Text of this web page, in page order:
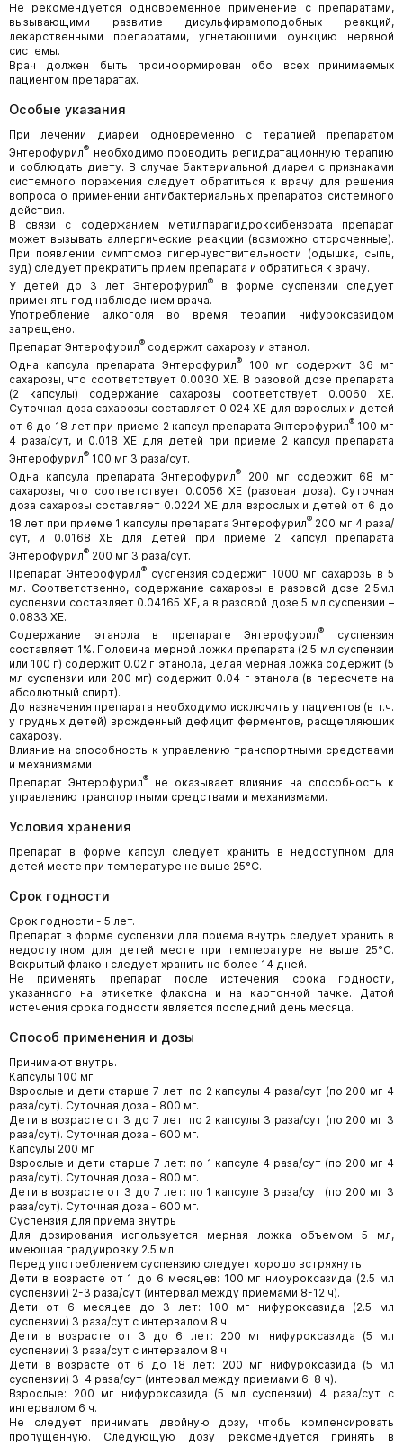
Не рекомендуется одновременное применение с препаратами,
вызывающими развитие дисульфирамоподобных реакций,
лекарственными препаратами, угнетающими функцию нервной
системы.
Врач должен быть проинформирован обо всех принимаемых
пациентом препаратах.
Особые указания
При лечении диареи одновременно с терапией препаратом
Энтерофурил® необходимо проводить регидратационную терапию
и соблюдать диету. В случае бактериальной диареи с признаками
системного поражения следует обратиться к врачу для решения
вопроса о применении антибактериальных препаратов системного
действия.
В связи с содержанием метилпарагидроксибензоата препарат
может вызывать аллергические реакции (возможно отсроченные).
При появлении симптомов гиперчувствительности (одышка, сыпь,
зуд) следует прекратить прием препарата и обратиться к врачу.
У детей до 3 лет Энтерофурил®
в форме суспензии следует
применять под наблюдением врача.
Употребление алкоголя во время терапии нифуроксазидом
запрещено.
Препарат Энтерофурил® содержит сахарозу и этанол.
Одна капсула препарата Энтерофурил®100 мг содержит 36 мг
сахарозы, что соответствует 0.0030 ХЕ. В разовой дозе препарата
(2 капсулы) содержание сахарозы соответствует 0.0060 ХЕ.
Суточная доза сахарозы составляет 0.024 ХЕ для взрослых и детей
от 6 до 18 лет при приеме 2 капсул препарата Энтерофурил®100 мг
4 раза/сут, и 0.018 ХЕ для детей при приеме 2 капсул препарата
Энтерофурил® 100 мг 3 раза/сут.
Одна капсула препарата Энтерофурил®
200 мг содержит 68 мг
сахарозы, что соответствует 0.0056 ХЕ (разовая доза). Суточная
доза сахарозы составляет 0.0224 ХЕ для взрослых и детей от 6 до
18 лет при приеме 1 капсулы препарата Энтерофурил® 200 мг 4 раза/
сут, и 0.0168 ХЕ для детей при приеме 2 капсул препарата
Энтерофурил® 200 мг 3 раза/сут.
Препарат Энтерофурил®суспензия содержит 1000 мг сахарозы в 5
мл. Соответственно, содержание сахарозы в разовой дозе 2.5мл
суспензии составляет 0.04165 ХЕ, а в разовой дозе 5 мл суспензии –
0.0833 ХЕ.
Содержание этанола в препарате Энтерофурил®
суспензия
составляет 1%. Половина мерной ложки препарата (2.5 мл суспензии
или 100 г) содержит 0.02 г этанола, целая мерная ложка содержит (5
мл суспензии или 200 мг) содержит 0.04 г этанола (в пересчете на
абсолютный спирт).
До назначения препарата необходимо исключить у пациентов (в т.ч.
у грудных детей) врожденный дефицит ферментов, расщепляющих
сахарозу.
Влияние на способность к управлению транспортными средствами
и механизмами
Препарат Энтерофурил®не оказывает влияния на способность к
управлению транспортными средствами и механизмами.
Условия хранения
Препарат в форме капсул следует хранить в недоступном для
детей месте при температуре не выше 25°С.
Срок годности
Срок годности - 5 лет.
Препарат в форме суспензии для приема внутрь следует хранить в
недоступном для детей месте при температуре не выше 25°С.
Вскрытый флакон следует хранить не более 14 дней.
Не применять препарат после истечения срока годности,
указанного на этикетке флакона и на картонной пачке. Датой
истечения срока годности является последний день месяца.
Способ применения и дозы
Принимают внутрь.
Капсулы 100 мг
Взрослые и дети старше 7 лет: по 2 капсулы 4 раза/сут (по 200 мг 4
раза/сут). Суточная доза - 800 мг.
Дети в возрасте от 3 до 7 лет: по 2 капсулы 3 раза/сут (по 200 мг 3
раза/сут). Суточная доза - 600 мг.
Капсулы 200 мг
Взрослые и дети старше 7 лет: по 1 капсуле 4 раза/сут (по 200 мг 4
раза/сут). Суточная доза - 800 мг.
Дети в возрасте от 3 до 7 лет: по 1 капсуле 3 раза/сут (по 200 мг 3
раза/сут). Суточная доза - 600 мг.
Суспензия для приема внутрь
Для дозирования используется мерная ложка объемом 5 мл,
имеющая градуировку 2.5 мл.
Перед употреблением суспензию следует хорошо встряхнуть.
Дети в возрасте от 1 до 6 месяцев: 100 мг нифуроксазида (2.5 мл
суспензии) 2-3 раза/сут (интервал между приемами 8-12 ч).
Дети от 6 месяцев до 3 лет: 100 мг нифуроксазида (2.5 мл
суспензии) 3 раза/сут с интервалом 8 ч.
Дети в возрасте от 3 до 6 лет: 200 мг нифуроксазида (5 мл
суспензии) 3 раза/сут с интервалом 8 ч.
Дети в возрасте от 6 до 18 лет: 200 мг нифуроксазида (5 мл
суспензии) 3-4 раза/сут (интервал между приемами 6-8 ч).
Взрослые: 200 мг нифуроксазида (5 мл суспензии) 4 раза/сут с
интервалом 6 ч.
Не следует принимать двойную дозу, чтобы компенсировать
пропущенную. Следующую дозу рекомендуется принять в